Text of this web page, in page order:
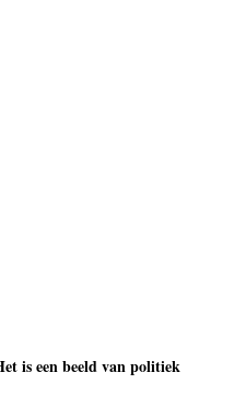
is een beeld van politiek